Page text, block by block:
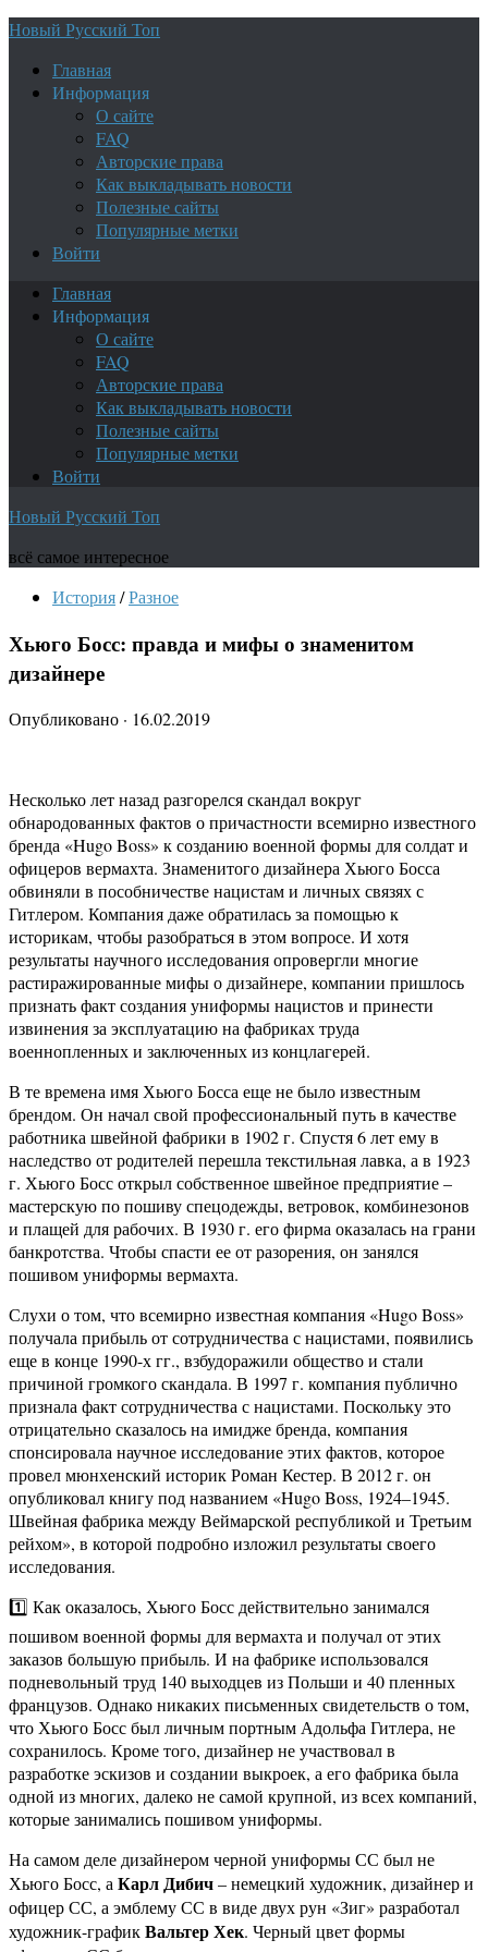
Новый Русский Топ
Главная
Информация
О сайте
FAQ
Авторские права
Как выкладывать новости
Полезные сайты
Популярные метки
Войти
Главная
Информация
О сайте
FAQ
Авторские права
Как выкладывать новости
Полезные сайты
Популярные метки
Войти
Новый Русский Топ
всё самое интересное
История/Разное
Хьюго Босс: правда и мифы о знаменитом
дизайнере
Опубликовано · 16.02.2019
Несколько лет назад разгорелся скандал вокруг
обнародованных фактов о причастности всемирно известного
бренда «Hugo Boss» к созданию военной формы для солдат и
офицеров вермахта. Знаменитого дизайнера Хьюго Босса
обвиняли в пособничестве нацистам и личных связях с
Гитлером. Компания даже обратилась за помощью к
историкам, чтобы разобраться в этом вопросе. И хотя
результаты научного исследования опровергли многие
растиражированные мифы о дизайнере, компании пришлось
признать факт создания униформы нацистов и принести
извинения за эксплуатацию на фабриках труда
военнопленных и заключенных из концлагерей.
В те времена имя Хьюго Босса еще не было известным
брендом. Он начал свой профессиональный путь в качестве
работника швейной фабрики в 1902 г. Спустя 6 лет ему в
наследство от родителей перешла текстильная лавка, а в 1923
г. Хьюго Босс открыл собственное швейное предприятие –
мастерскую по пошиву спецодежды, ветровок, комбинезонов
и плащей для рабочих. В 1930 г. его фирма оказалась на грани
банкротства. Чтобы спасти ее от разорения, он занялся
пошивом униформы вермахта.
Слухи о том, что всемирно известная компания «Hugo Boss»
получала прибыль от сотрудничества с нацистами, появились
еще в конце 1990-х гг., взбудоражили общество и стали
причиной громкого скандала. В 1997 г. компания публично
признала факт сотрудничества с нацистами. Поскольку это
отрицательно сказалось на имидже бренда, компания
спонсировала научное исследование этих фактов, которое
провел мюнхенский историк Роман Кестер. В 2012 г. он
опубликовал книгу под названием «Hugo Boss, 1924–1945.
Швейная фабрика между Веймарской республикой и Третьим
рейхом», в которой подробно изложил результаты своего
исследования.
1️⃣ Как оказалось, Хьюго Босс действительно занимался
пошивом военной формы для вермахта и получал от этих
заказов большую прибыль. И на фабрике использовался
подневольный труд 140 выходцев из Польши и 40 пленных
французов. Однако никаких письменных свидетельств о том,
что Хьюго Босс был личным портным Адольфа Гитлера, не
сохранилось. Кроме того, дизайнер не участвовал в
разработке эскизов и создании выкроек, а его фабрика была
одной из многих, далеко не самой крупной, из всех компаний,
которые занимались пошивом униформы.
На самом деле дизайнером черной униформы СС был не
Хьюго Босс, аКарл Дибич– немецкий художник, дизайнер и
офицер СС, а эмблему СС в виде двух рун «Зиг» разработал
художник-графикВальтер Хек. Черный цвет формы